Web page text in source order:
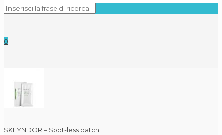
0
SKEYNDOR – Spot-less patch